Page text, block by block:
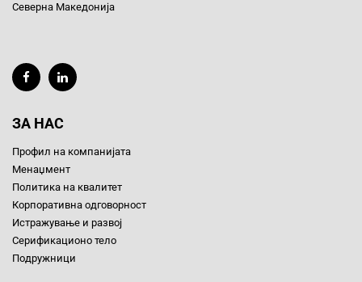
Северна Македонија
ЗА НАС
Профил на компанијата
Менаџмент
Политика на квалитет
Корпоративна одговорност
Истражување и развој
Серификационо тело
Подружници